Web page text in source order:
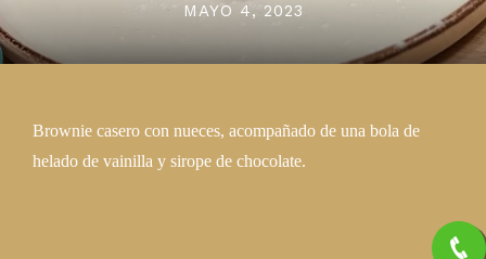
MAYO 4, 2023
Brownie casero con nueces, acompañado de una bola de
helado de vainilla y sirope de chocolate.